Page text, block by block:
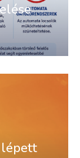
lépett